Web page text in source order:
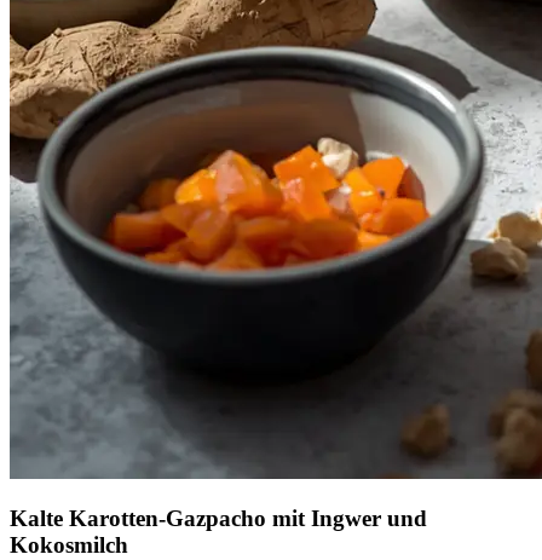
Kalte Karotten-Gazpacho mit Ingwer und
Kokosmilch